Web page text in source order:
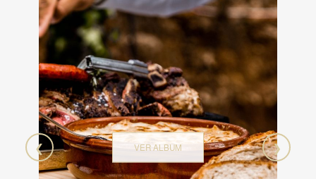
VER ALBUM
❮ ❯